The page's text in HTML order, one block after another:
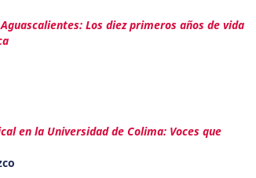
Los diez primeros años de vida
en la Universidad de Colima: Voces que